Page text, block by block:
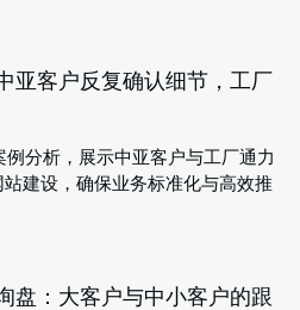
亚客户反复确认细节，工厂
分析，展示中亚客户与工厂通力
建设，确保业务标准化与高效推
盘：大客户与中小客户的跟